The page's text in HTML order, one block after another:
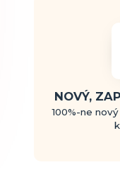
NOVÝ,
100%-ne